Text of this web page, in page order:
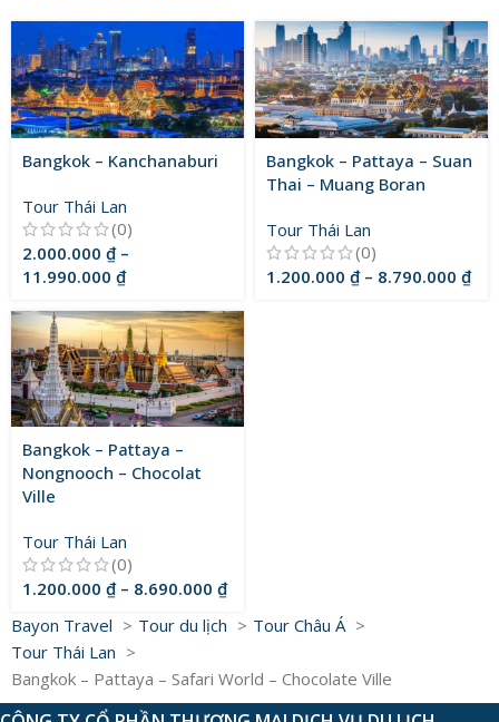
Bangkok – Kanchanaburi
Tour Thái Lan
(0)
2.000.000 ₫ –
11.990.000 ₫
Bangkok – Pattaya – Suan
Thai – Muang Boran
Tour Thái Lan
(0)
1.200.000 ₫ – 8.790.000 ₫
Bangkok – Pattaya –
Nongnooch – Chocolat
Ville
Tour Thái Lan
(0)
1.200.000 ₫ – 8.690.000 ₫
Bayon Travel
Tour du lịch
Tour Châu Á
Tour Thái Lan
Bangkok – Pattaya – Safari World – Chocolate Ville